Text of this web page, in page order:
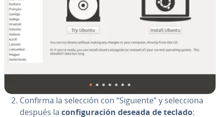
Confirma la selección con “Siguiente” y se­le­c­cio­na
después la co­n­fi­gu­ra­ción deseada de teclado: